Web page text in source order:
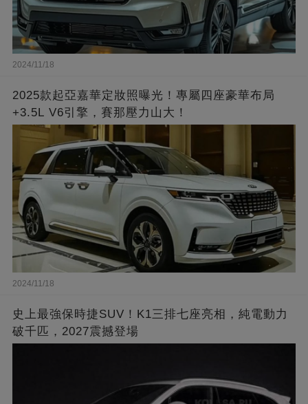
2024/11/18
2025款起亞嘉華定妝照曝光！專屬四座豪華布局
+3.5L V6引擎，賽那壓力山大！
2024/11/18
史上最強保時捷SUV！K1三排七座亮相，純電動力
破千匹，2027震撼登場